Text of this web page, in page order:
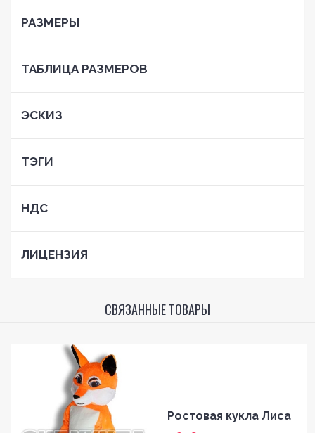
РАЗМЕРЫ
ТАБЛИЦА РАЗМЕРОВ
ЭСКИЗ
ТЭГИ
НДС
ЛИЦЕНЗИЯ
СВЯЗАННЫЕ ТОВАРЫ
Ростовая кукла Лиса